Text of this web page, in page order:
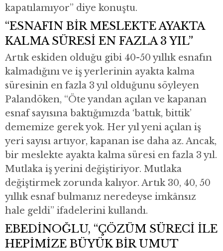
kapatılamıyor” diye konuştu.
“ESNAFIN BİR MESLEKTE AYAKTA
KALMA SÜRESİ EN FAZLA 3 YIL”
Artık eskiden olduğu gibi 40-50 yıllık esnafın
kalmadığını ve iş yerlerinin ayakta kalma
süresinin en fazla 3 yıl olduğunu söyleyen
Palandöken, “Öte yandan açılan ve kapanan
esnaf sayısına baktığımızda ‘battık, bittik’
dememize gerek yok. Her yıl yeni açılan iş
yeri sayısı artıyor, kapanan ise daha az. Ancak,
bir meslekte ayakta kalma süresi en fazla 3 yıl.
Mutlaka iş yerini değiştiriyor. Mutlaka
değiştirmek zorunda kalıyor. Artık 30, 40, 50
yıllık esnaf bulmanız neredeyse imkânsız
hale geldi” ifadelerini kullandı.
EBEDİNOĞLU, “ÇÖZÜM SÜRECİ İLE
HEPİMİZE BÜYÜK BİR UMUT